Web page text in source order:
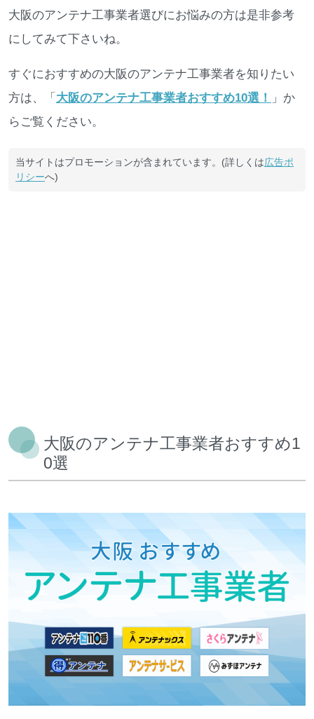
大阪のアンテナ工事業者選びにお悩みの方は是非参考
にしてみて下さいね。
すぐにおすすめの大阪のアンテナ工事業者を知りたい
方は、「 大阪のアンテナ工事業者おすすめ10選！
」か
らご覧ください。
当サイトはプロモーションが含まれています。(詳しくは広告ポ
リシーへ)
大阪のアンテナ工事業者おすすめ1
0選